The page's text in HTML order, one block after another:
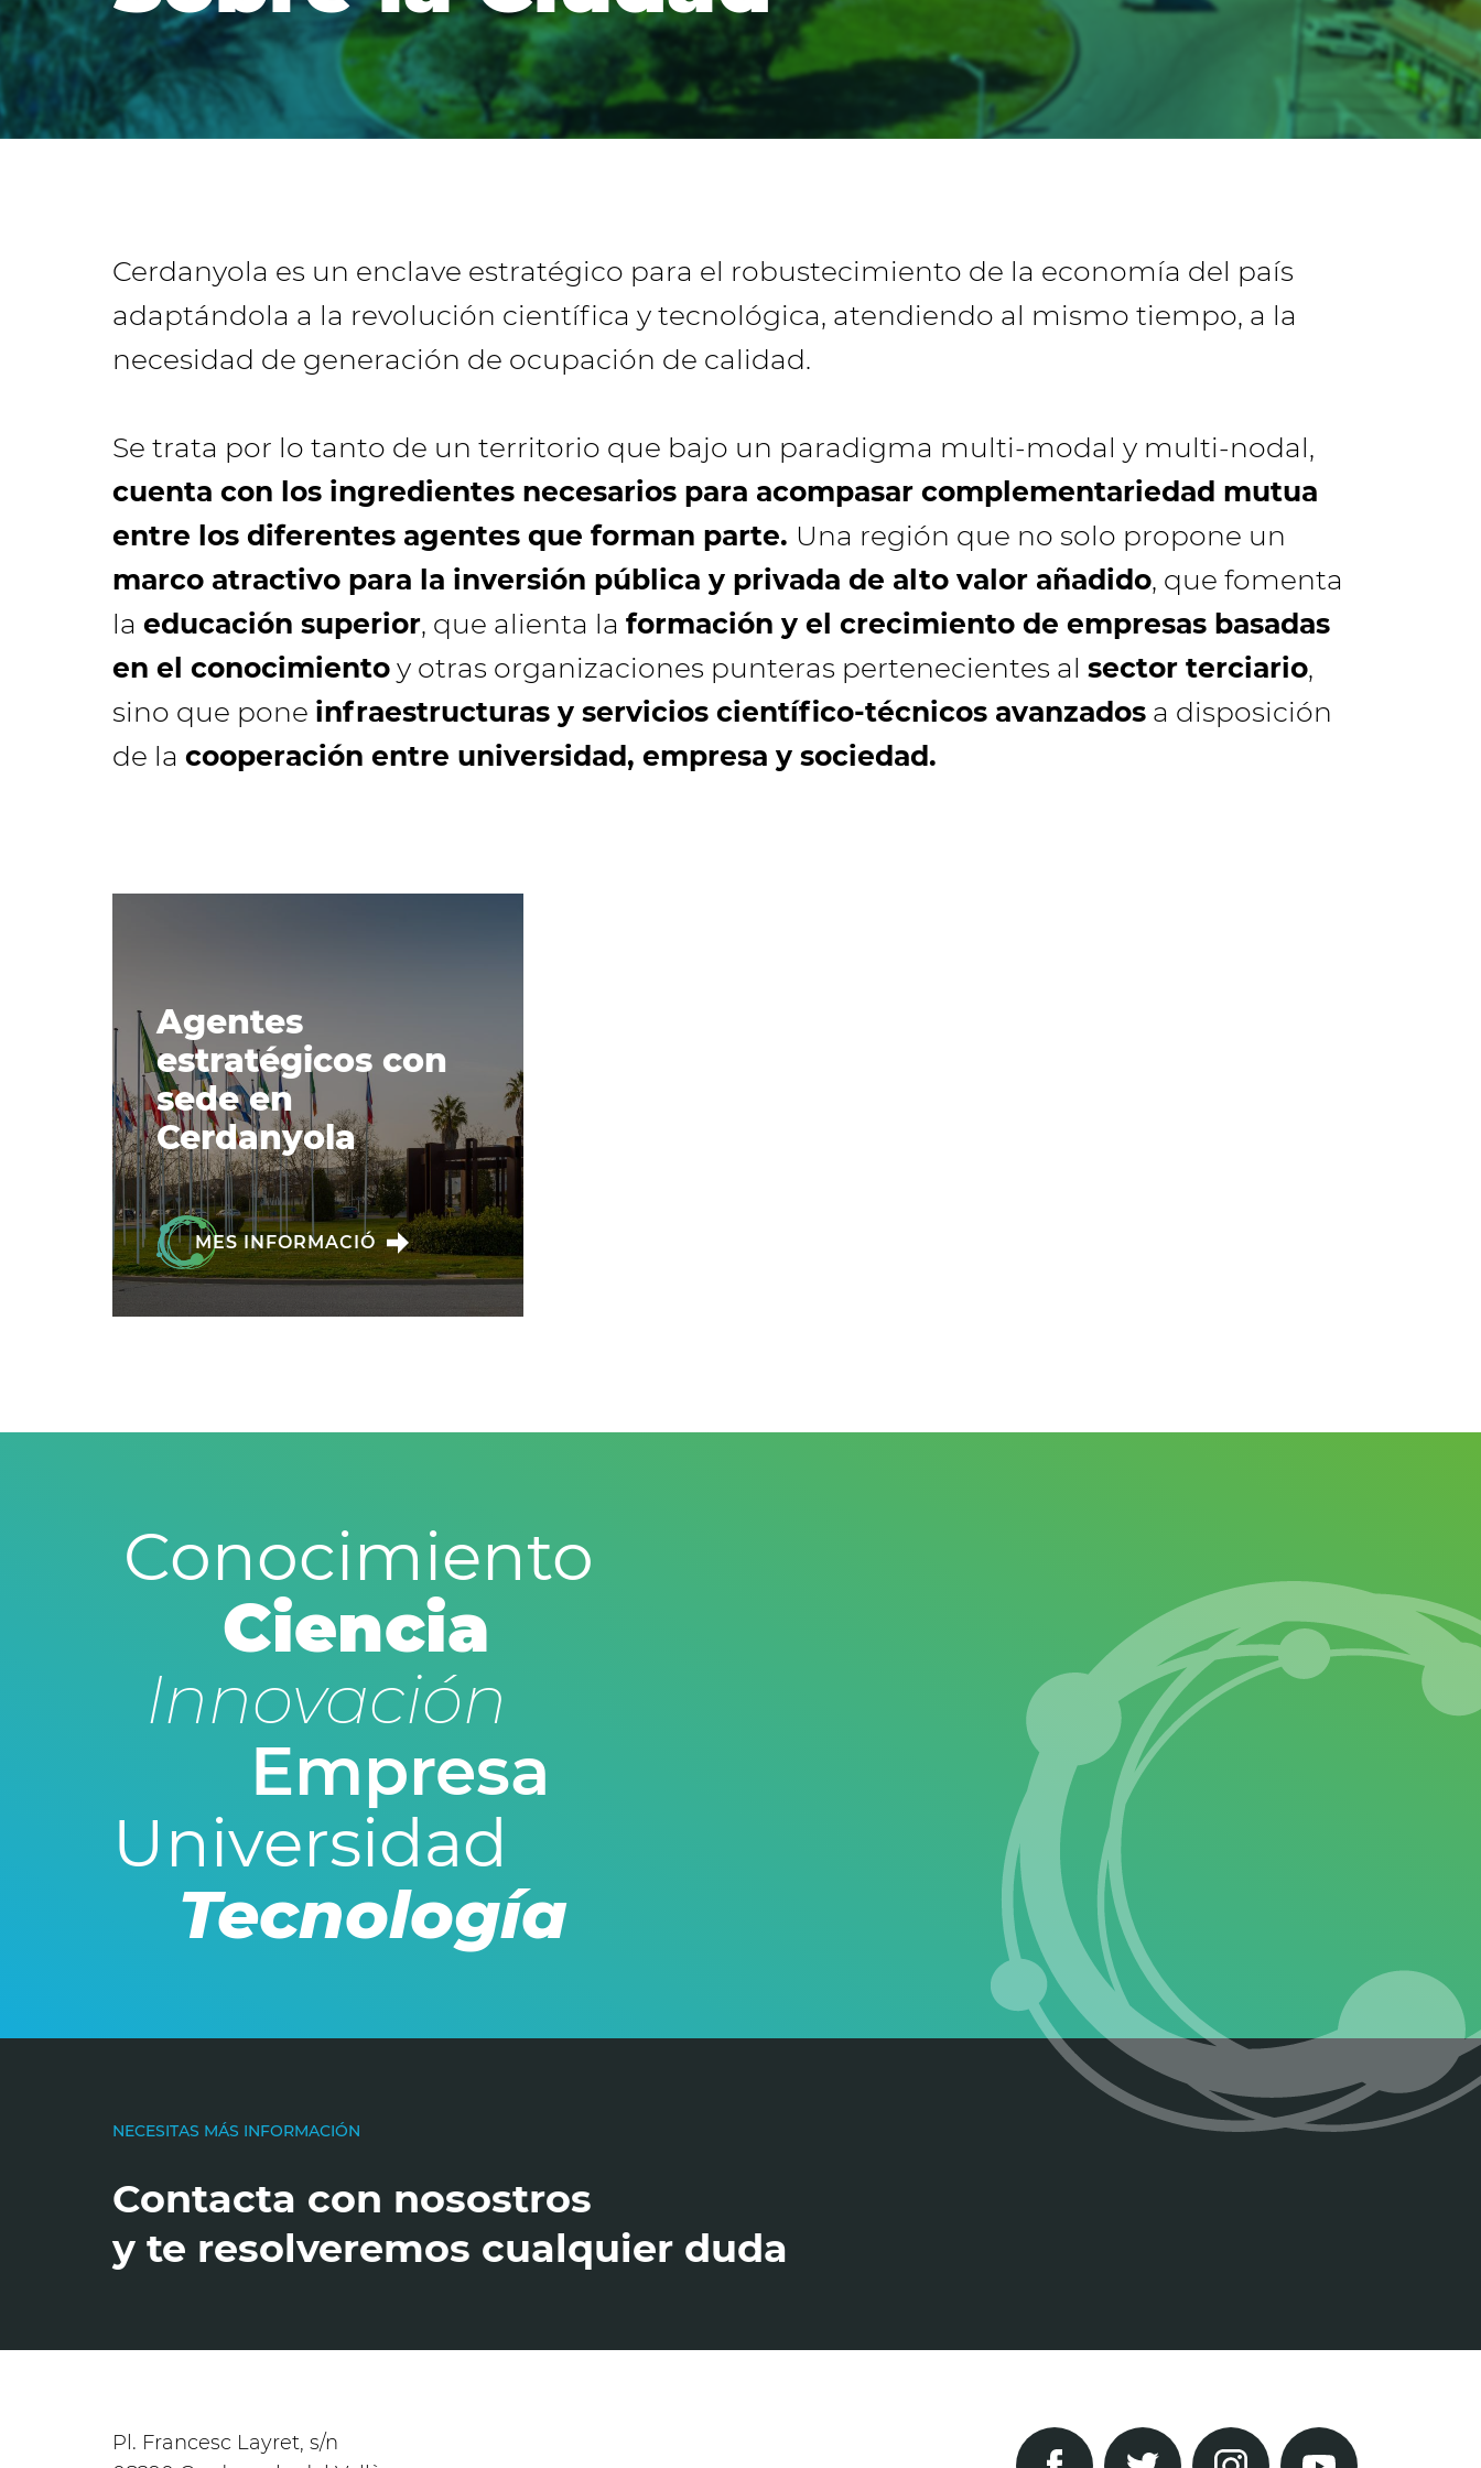
Cerdanyola es un enclave estratégico para el robustecimiento de la economía del país
adaptándola a la revolución científica y tecnológica, atendiendo al mismo tiempo, a la
necesidad de generación de ocupación de calidad.
Se trata por lo tanto de un territorio que bajo un paradigma multi-modal y multi-nodal,
cuenta con los ingredientes necesarios para acompasar complementariedad mutua
entre los diferentes agentes que forman parte. Una región que no solo propone un
marco atractivo para la inversión pública y privada de alto valor añadido, que fomenta
la educación superior, que alienta la formación y el crecimiento de empresas basadas
en el conocimiento y otras organizaciones punteras pertenecientes al sector terciario,
sino que pone infraestructuras y servicios científico-técnicos avanzados a disposición
de la cooperación entre universidad, empresa y sociedad.
Agentes
estratégicos con
sede en
Cerdanyola
MES INFORMACIÓ
Conocimiento
Ciencia
Innovación
Empresa
Universidad
Tecnología
NECESITAS MÁS INFORMACIÓN
Contacta con nosostros
y te resolveremos cualquier duda
Pl. Francesc Layret, s/n